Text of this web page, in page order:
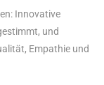
Innovative
und
Empathie und